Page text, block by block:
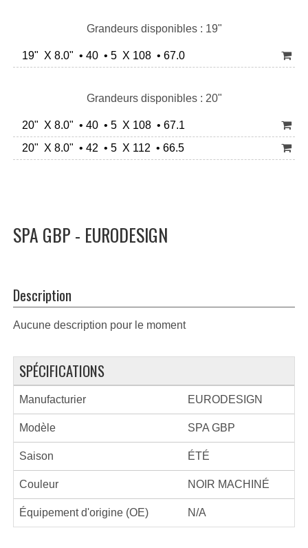
Grandeurs disponibles : 19"
19" X 8.0" • 40 • 5 X 108 • 67.0
Grandeurs disponibles : 20"
20" X 8.0" • 40 • 5 X 108 • 67.1
20" X 8.0" • 42 • 5 X 112 • 66.5
SPA GBP - EURODESIGN
Description
Aucune description pour le moment
SPÉCIFICATIONS
Manufacturier EURODESIGN
Modèle SPA GBP
Saison ÉTÉ
Couleur NOIR MACHINÉ
Équipement d'origine (OE) N/A